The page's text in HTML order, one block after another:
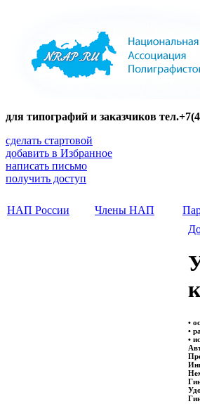
для типографий и заказчиков
сделать стартовой
добавить в Избранное
написать письмо
получить доступ
НАП России Члены НАП
•
•
•